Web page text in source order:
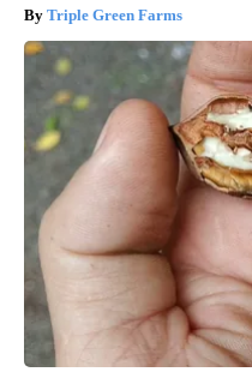
Triple Green Farms